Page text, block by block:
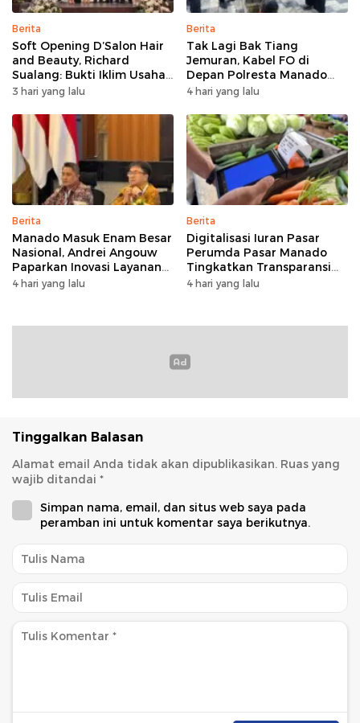
Berita
Soft Opening D’Salon Hair
and Beauty, Richard
Sualang: Bukti Iklim Usaha
di Manado Terus
3 hari yang lalu
Berita
Tak Lagi Bak Tiang
Jemuran, Kabel FO di
Depan Polresta Manado
Ditata
4 hari yang lalu
Berita
Manado Masuk Enam Besar
Nasional, Andrei Angouw
Paparkan Inovasi Layanan
Investasi di Hadapan Tim
4 hari yang lalu
Berita
Digitalisasi Iuran Pasar
Perumda Pasar Manado
Tingkatkan Transparansi
dan Tata Kelola Keuangan
4 hari yang lalu
Tinggalkan Balasan
Alamat email Anda tidak akan dipublikasikan. Ruas yang
wajib ditandai *
Simpan nama, email, dan situs web saya pada
peramban ini untuk komentar saya berikutnya.